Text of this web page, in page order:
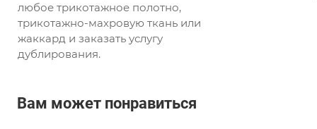
любое трикотажное полотно,
трикотажно-махровую ткань или
жаккард и заказать услугу
дублирования.
Вам может понравиться